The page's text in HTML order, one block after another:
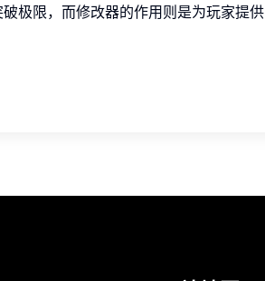
极限，而修改器的作用则是为玩家提供